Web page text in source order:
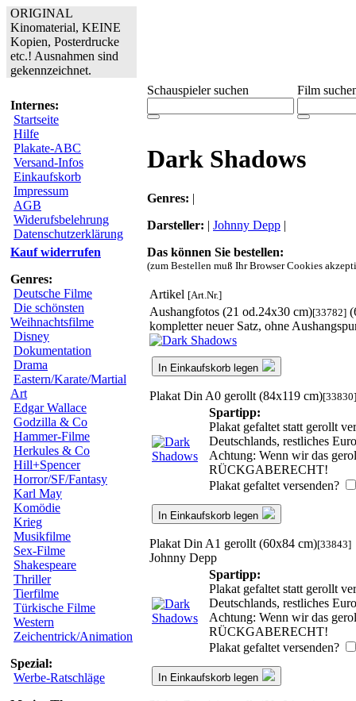
ORIGINAL
Kinomaterial, KEINE
Kopien, Posterdrucke
etc.! Ausnahmen sind
gekennzeichnet.
Internes:
Startseite
Hilfe
Plakate-ABC
Versand-Infos
Einkaufskorb
Impressum
AGB
Widerufsbelehrung
Datenschutzerklärung
Kauf widerrufen
Genres:
Deutsche Filme
Die schönsten
Weihnachtsfilme
Disney
Dokumentation
Drama
Eastern/Karate/Martial
Art
Edgar Wallace
Godzilla & Co
Hammer-Filme
Herkules & Co
Hill+Spencer
Horror/SF/Fantasy
Karl May
Komödie
Krieg
Musikfilme
Sex-Filme
Shakespeare
Thriller
Tierfilme
Türkische Filme
Western
Zeichentrick/Animation
Spezial:
Werbe-Ratschläge
Schauspieler suchen Film
Dark Shadows
Genres: |
Darsteller: | Johnny Depp |
Das können Sie bestellen:
(zum Bestellen muß Ihr Browser Cookies
Artikel [Art.Nr.]
Aushangfotos (21 od.24x30 cm)[33782]
kompletter neuer Satz, ohne
In Einkaufskorb legen
Plakat Din A0 gerollt (84x119 cm)[33830]
Spartipp:
Plakat gefaltet statt gerollt
Deutschlands, restliches
Achtung: Wenn wir das
RÜCKGABERECHT!
Plakat gefaltet versenden?
In Einkaufskorb legen
Plakat Din A1 gerollt (60x84 cm)[33843]
Johnny Depp
Spartipp:
Plakat gefaltet statt gerollt
Deutschlands, restliches
Achtung: Wenn wir das
RÜCKGABERECHT!
Plakat gefaltet versenden?
In Einkaufskorb legen